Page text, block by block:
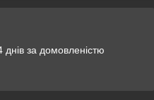
за домовленістю